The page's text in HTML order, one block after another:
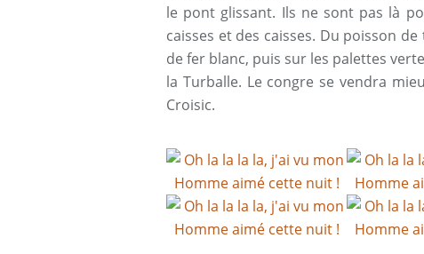
le pont glissant. Ils ne sont pas là
caisses et des caisses. Du poisson
de fer blanc, puis sur les palettes
la Turballe. Le congre se vendra
Croisic.